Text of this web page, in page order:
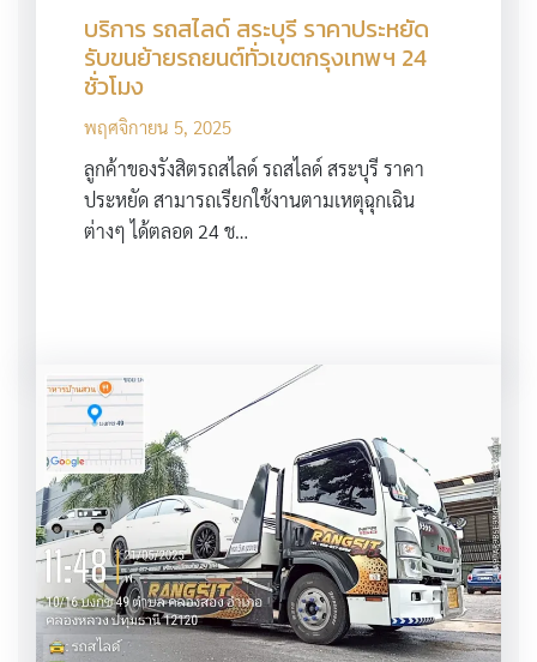
บริการ รถสไลด์ สระบุรี ราคาประหยัด
รับขนย้ายรถยนต์ทั่วเขตกรุงเทพฯ 24
ชั่วโมง
พฤศจิกายน 5, 2025
ลูกค้าของรังสิตรถสไลด์ รถสไลด์ สระบุรี ราคา
ประหยัด สามารถเรียกใช้งานตามเหตุฉุกเฉิน
ต่างๆ ได้ตลอด 24 ช…